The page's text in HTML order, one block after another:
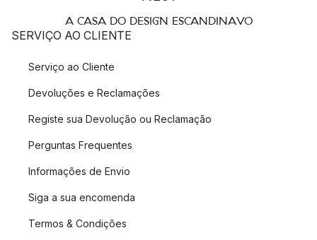
A CASA DO DESIGN ESCANDINAVO
SERVIÇO AO CLIENTE
Serviço ao Cliente
Devoluções e Reclamações
Registe sua Devolução ou Reclamação
Perguntas Frequentes
Informações de Envio
Siga a sua encomenda
Termos & Condições